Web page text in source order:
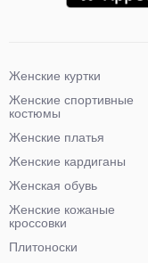
Женские куртки
Женские спортивные
костюмы
Женские платья
Женские кардиганы
Женская обувь
Женские кожаные
кроссовки
Плитоноски